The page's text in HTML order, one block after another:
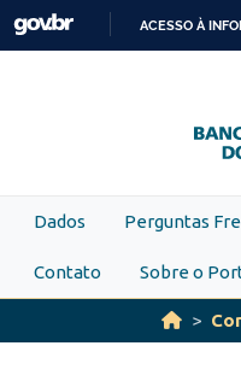
Skip to main content
ACESSO À
Dados Perguntas
Contato Sobre o